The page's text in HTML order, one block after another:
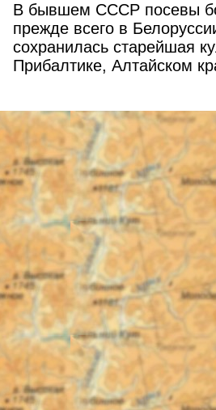
В бывшем СССР посевы
прежде всего в
сохранилась старейшая
Прибалтике, Алтайском